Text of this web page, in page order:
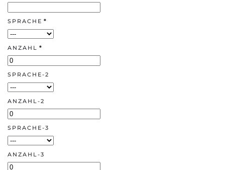
SPRACHE *
ANZAHL *
SPRACHE-2
ANZAHL-2
SPRACHE-3
ANZAHL-3